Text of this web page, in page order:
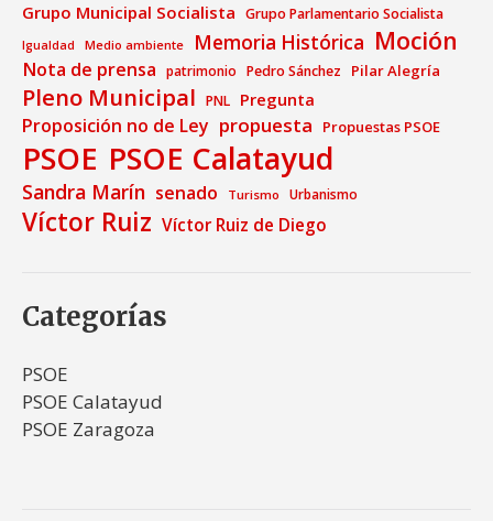
Grupo Municipal Socialista Grupo Parlamentario Socialista
Igualdad Medio ambiente Memoria Histórica Moción
Nota de prensa patrimonio Pedro Sánchez Pilar Alegría
Pleno Municipal PNL Pregunta
Proposición no de Ley propuesta Propuestas PSOE
PSOE PSOE Calatayud
Sandra Marín senado Turismo Urbanismo
Víctor Ruiz Víctor Ruiz de Diego
Categorías
PSOE
PSOE Calatayud
PSOE Zaragoza